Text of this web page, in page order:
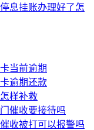
息挂账办理好了怎
当前逾期
逾期还款
样补救
催收要接待吗
收被打可以报警吗